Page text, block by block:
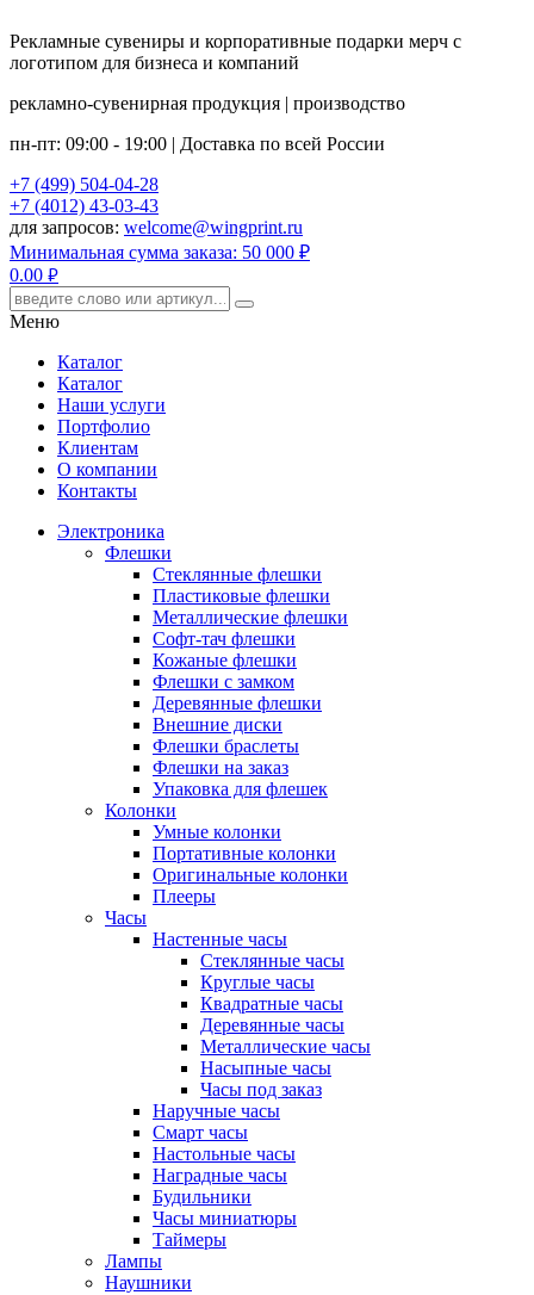
Рекламные сувениры и корпоративные подарки мерч с
логотипом для бизнеса и компаний
рекламно-сувенирная продукция | производство
пн-пт: 09:00 - 19:00 | Доставка по всей России
+7 (499) 504-04-28
+7 (4012) 43-03-43
для запросов: welcome@wingprint.ru
Минимальная сумма заказа: 50 000 ₽
0.00 руб.
Меню
Каталог
Каталог
Наши услуги
Портфолио
Клиентам
О компании
Контакты
Электроника
Флешки
Стеклянные флешки
Пластиковые флешки
Металлические флешки
Софт-тач флешки
Кожаные флешки
Флешки с замком
Деревянные флешки
Внешние диски
Флешки браслеты
Флешки на заказ
Упаковка для флешек
Колонки
Умные колонки
Портативные колонки
Оригинальные колонки
Плееры
Часы
Настенные часы
Стеклянные часы
Круглые часы
Квадратные часы
Деревянные часы
Металлические часы
Насыпные часы
Часы под заказ
Наручные часы
Смарт часы
Настольные часы
Наградные часы
Будильники
Часы миниатюры
Таймеры
Лампы
Наушники